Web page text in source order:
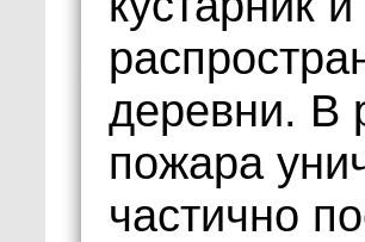
деревни. В
пожара
частично